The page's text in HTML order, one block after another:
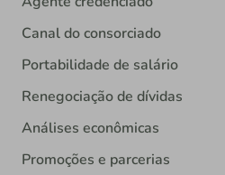
Canal do consorciado
Portabilidade de salário
Renegociação de dívidas
Análises econômicas
Promoções e parcerias